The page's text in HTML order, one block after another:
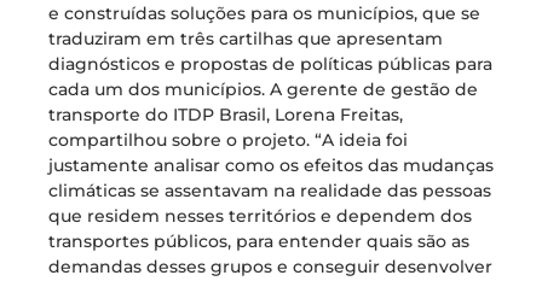
e construídas soluções para os municípios, que se
traduziram em três cartilhas que apresentam
diagnósticos e propostas de políticas públicas para
cada um dos municípios. A gerente de gestão de
transporte do ITDP Brasil, Lorena Freitas,
compartilhou sobre o projeto. “A ideia foi
justamente analisar como os efeitos das mudanças
climáticas se assentavam na realidade das pessoas
que residem nesses territórios e dependem dos
transportes públicos, para entender quais são as
demandas desses grupos e conseguir desenvolver